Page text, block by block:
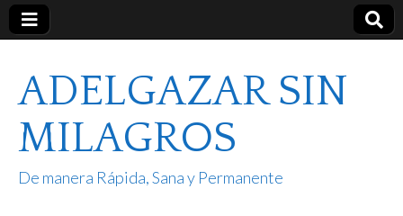
ADELGAZAR SIN
MILAGROS
De manera Rápida, Sana y Permanente